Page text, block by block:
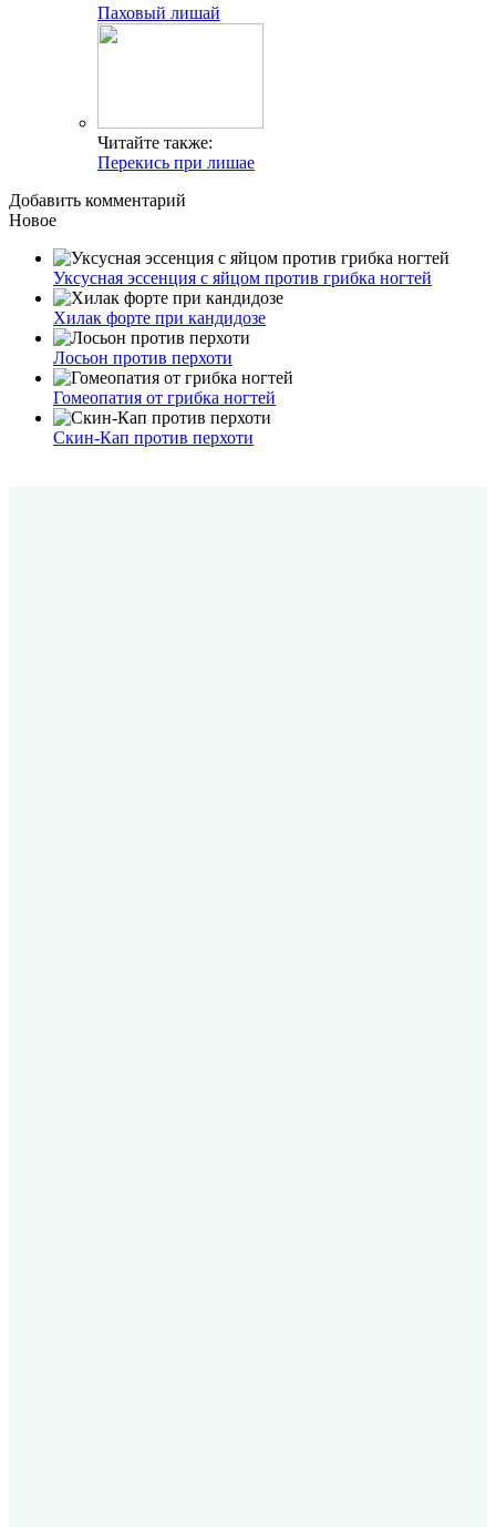
Паховый лишай
Читайте также:
Перекись при лишае
Добавить комментарий
Новое
Уксусная эссенция с яйцом против грибка ногтей
Хилак форте при кандидозе
Лосьон против перхоти
Гомеопатия от грибка ногтей
Скин-Кап против перхоти